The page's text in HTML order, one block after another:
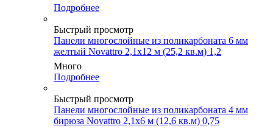
Подробнее
Быстрый просмотр
Панели многослойные из поликарбоната 6 мм
желтый Novattro 2,1х12 м (25,2 кв.м) 1,2
Много
Подробнее
Быстрый просмотр
Панели многослойные из поликарбоната 4 мм
бирюза Novattro 2,1х6 м (12,6 кв.м) 0,75